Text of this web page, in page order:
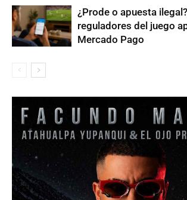
¿Prode o apuesta
reguladores del juego
Mercado Pago